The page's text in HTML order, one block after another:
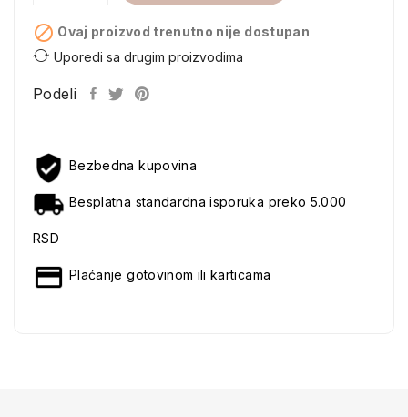
 Ovaj proizvod trenutno nije dostupan
Uporedi sa drugim proizvodima
Podeli
Bezbedna kupovina
Besplatna standardna isporuka preko 5.000
RSD
Plaćanje gotovinom ili karticama